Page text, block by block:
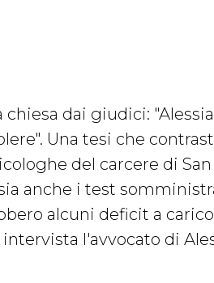
dai giudici:
Una tesi che
del carcere di
anche i test
alcuni deficit a
l'avvocato di